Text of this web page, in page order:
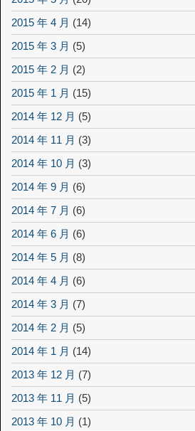
2015 年 4 月 (14)
2015 年 3 月 (5)
2015 年 2 月 (2)
2015 年 1 月 (15)
2014 年 12 月 (5)
2014 年 11 月 (3)
2014 年 10 月 (3)
2014 年 9 月 (6)
2014 年 7 月 (6)
2014 年 6 月 (6)
2014 年 5 月 (8)
2014 年 4 月 (6)
2014 年 3 月 (7)
2014 年 2 月 (5)
2014 年 1 月 (14)
2013 年 12 月 (7)
2013 年 11 月 (5)
2013 年 10 月 (1)